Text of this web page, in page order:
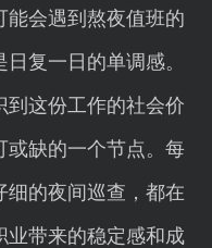
能会遇到熬夜值班的
复一日的单调感。
到这份工作的社会价
缺的一个节点。每
细的夜间巡查，都在
业带来的稳定感和成